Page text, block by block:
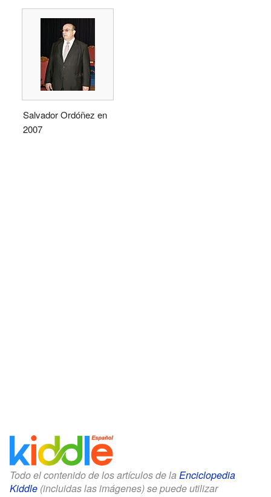
Salvador Ordóñez en
2007
Todo el contenido de los artículos de la Enciclopedia
Kiddle (incluidas las imágenes) se puede utilizar